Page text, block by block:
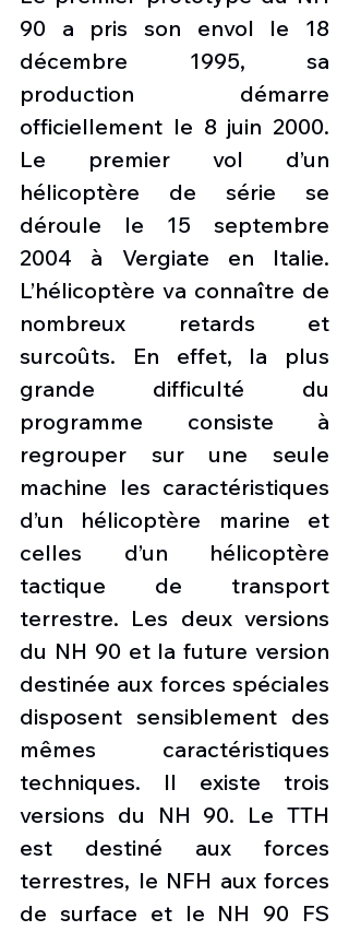
90 a pris son envol le 18
décembre 1995, sa
production démarre
officiellement le 8 juin 2000.
Le premier vol d’un
hélicoptère de série se
déroule le 15 septembre
2004 à Vergiate en Italie.
L’hélicoptère va connaître de
nombreux retards et
surcoûts. En effet, la plus
grande difficulté du
programme consiste à
regrouper sur une seule
machine les caractéristiques
d’un hélicoptère marine et
celles d’un hélicoptère
tactique de transport
terrestre. Les deux versions
du NH 90 et la future version
destinée aux forces spéciales
disposent sensiblement des
mêmes caractéristiques
techniques. Il existe trois
versions du NH 90. Le TTH
est destiné aux forces
terrestres, le NFH aux forces
de surface et le NH 90 FS